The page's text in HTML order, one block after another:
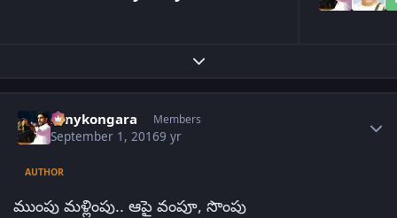
Expand topic overview
sonykongara Members
September 1, 20169 yr
AUTHOR
ముంపు మళ్లింపు.. ఆపై వంపూ, సొంపు